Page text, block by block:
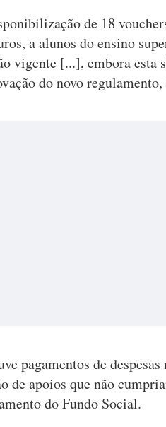
de 18
a alunos do ensino
vigente [...], embora esta
do novo
pagamentos de
de apoios que não
do Fundo Social.